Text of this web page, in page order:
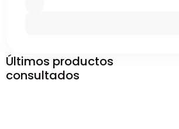
Últimos productos
consultados